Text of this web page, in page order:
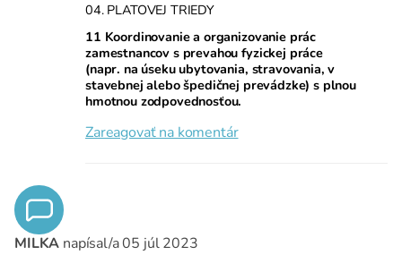
04. PLATOVEJ TRIEDY
11 Koordinovanie a organizovanie prác
zamestnancov s prevahou fyzickej práce
(napr. na úseku ubytovania, stravovania, v
stavebnej alebo špedičnej prevádzke) s plnou
hmotnou zodpovednosťou.
Zareagovať na komentár
MILKA napísal/a05 júl 2023